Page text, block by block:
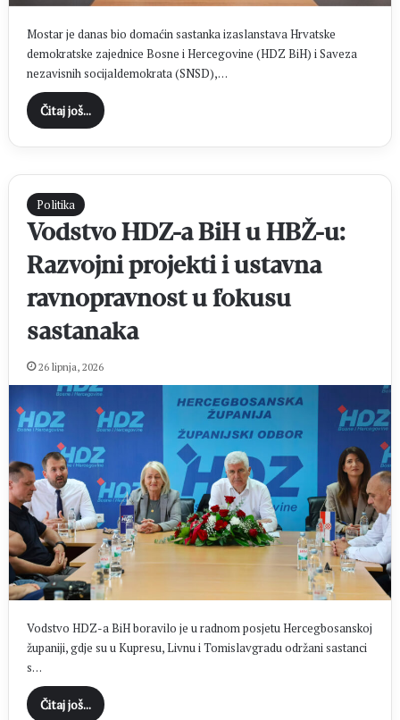
Mostar je danas bio domaćin sastanka izaslanstava Hrvatske
demokratske zajednice Bosne i Hercegovine (HDZ BiH) i Saveza
nezavisnih socijaldemokrata (SNSD),…
Čitaj još...
Politika
Vodstvo HDZ-a BiH u HBŽ-u:
Razvojni projekti i ustavna
ravnopravnost u fokusu
sastanaka
26 lipnja, 2026
Vodstvo HDZ-a BiH boravilo je u radnom posjetu Hercegbosanskoj
županiji, gdje su u Kupresu, Livnu i Tomislavgradu održani sastanci
s…
Čitaj još...